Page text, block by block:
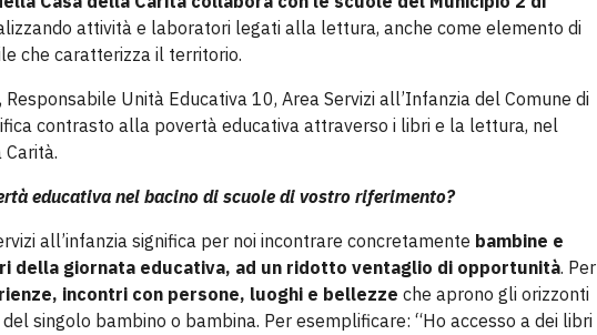
attività e laboratori legati alla lettura, anche come elemento di
che caratterizza il territorio.
, Responsabile Unità Educativa 10, Area Servizi all’Infanzia del Comune di
contrasto alla povertà educativa attraverso i libri e la lettura, nel
educativa nel bacino di scuole di vostro riferimento?
all’infanzia significa per noi incontrare concretamente bambine e
della giornata educativa, ad un ridotto ventaglio di opportunità. Per
incontri con persone, luoghi e bellezze che aprono gli orizzonti
singolo bambino o bambina. Per esemplificare: “Ho accesso a dei libri